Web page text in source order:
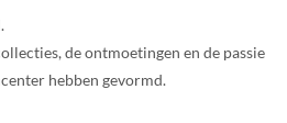
de ontmoetingen en de passie
hebben gevormd.